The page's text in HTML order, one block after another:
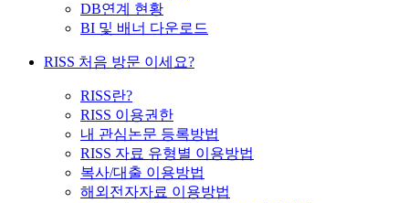
DB연계 현황
BI 및 배너 다운로드
RISS 처음 방문 이세요?
RISS란?
RISS 이용권한
내 관심논문 등록방법
RISS 자료 유형별 이용방법
복사/대출 이용방법
해외전자자료 이용방법